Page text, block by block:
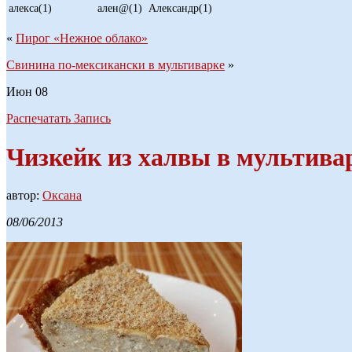
алекса(1) ален@(1) Александр(1)
« Пирог «Нежное облако»
Свинина по-мексикански в мультиварке »
Июн 08
Распечатать Запись
Чизкейк из халвы в
автор: Оксана
08/06/2013